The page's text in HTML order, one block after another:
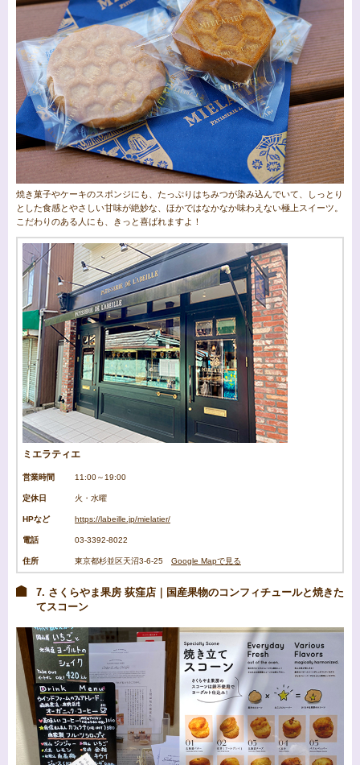
焼き菓子やケーキのスポンジにも、たっぷりはちみつが染み込んでいて、しっとり
とした食感とやさしい甘味が絶妙な、ほかではなかなか味わえない極上スイーツ。
こだわりのある人にも、きっと喜ばれますよ！
ミエラティエ
営業時間 11:00～19:00
定休日 火・水曜
HPなど https://labeille.jp/mielatier/
電話 03-3392-8022
住所 東京都杉並区天沼3-6-25 Google Mapで見る
7. さくらやま果房 荻窪店｜国産果物のコンフィチュールと焼きた
てスコーン